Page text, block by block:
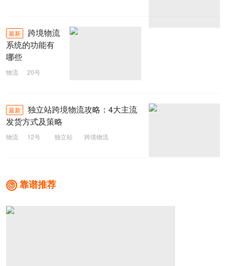
最新
跨境物流
系统的功能有
哪些
物流
20号
最新
独立站跨境物流攻略：4大主流
发货方式及策略
物流 12号 独立站 跨境物流
 靠谱推荐